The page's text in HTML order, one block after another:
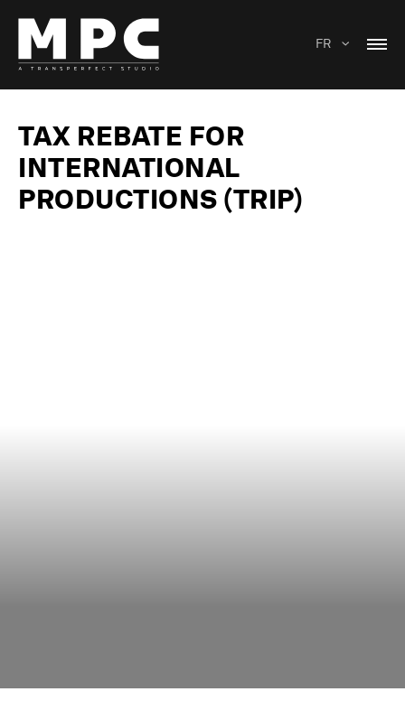
FR
TAX REBATE FOR
INTERNATIONAL
PRODUCTIONS (TRIP)